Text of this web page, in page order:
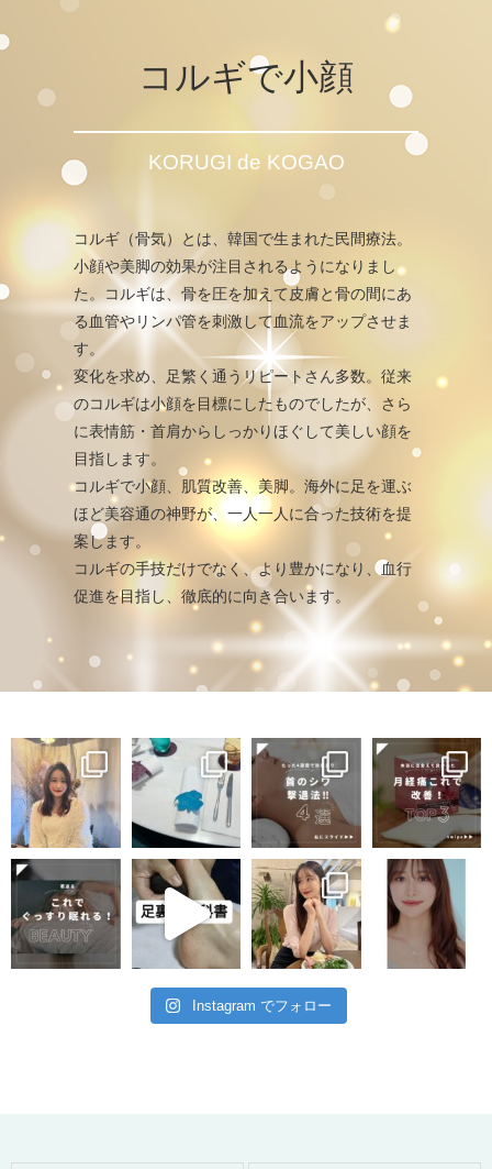
コルギで小顔
KORUGI de KOGAO
コルギ（骨気）とは、韓国で生まれた民間療法。
小顔や美脚の効果が注目されるようになりまし
た。コルギは、骨を圧を加えて皮膚と骨の間にあ
る血管やリンパ管を刺激して血流をアップさせま
す。
変化を求め、足繁く通うリピートさん多数。従来
のコルギは小顔を目標にしたものでしたが、さら
に表情筋・首肩からしっかりほぐして美しい顔を
目指します。
コルギで小顔、肌質改善、美脚。海外に足を運ぶ
ほど美容通の神野が、一人一人に合った技術を提
案します。
コルギの手技だけでなく、より豊かになり、血行
促進を目指し、徹底的に向き合います。
Instagram でフォロー